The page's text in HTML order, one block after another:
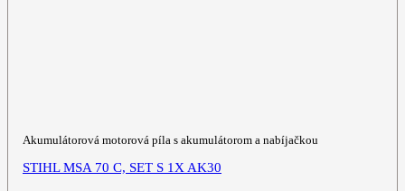
Akumulátorová motorová píla s akumulátorom a nabíjačkou
STIHL MSA 70 C, SET S 1X AK30